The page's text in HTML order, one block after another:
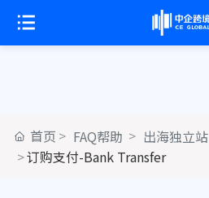
首页 FAQ帮助 出海独立站
订购支付-Bank Transfer